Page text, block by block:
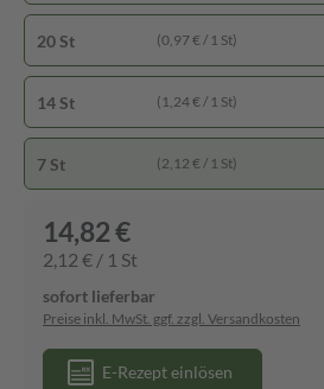
20 St (0,97 € / 1 St)
14 St (1,24 € / 1 St)
7 St (2,12 € / 1 St)
14,82 €
2,12 € / 1 St
sofort lieferbar
Preise inkl. MwSt. ggf. zzgl. Versandkosten
E-Rezept einlösen